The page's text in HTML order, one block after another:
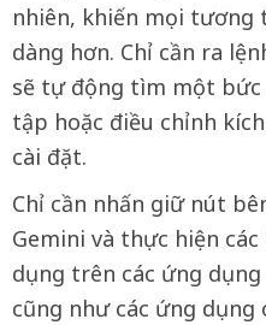
nhiên, khiến mọi tương
dàng hơn. Chỉ cần ra
sẽ tự động tìm một
tập hoặc điều chỉnh
cài đặt.
Chỉ cần nhấn giữ nút
Gemini và thực hiện
dụng trên các ứng dụng
cũng như các ứng